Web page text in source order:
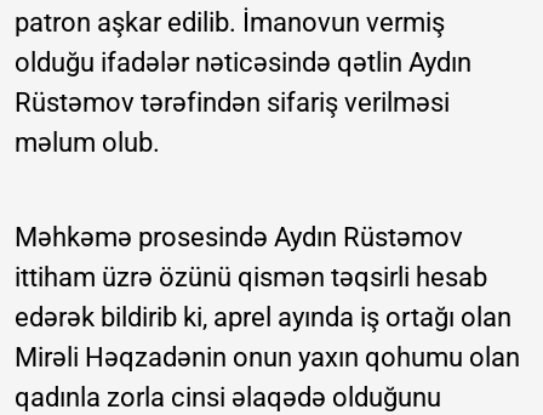
patron aşkar edilib. İmanovun vermiş
olduğu ifadələr nəticəsində qətlin Aydın
Rüstəmov tərəfindən sifariş verilməsi
məlum olub.
Məhkəmə prosesində Aydın Rüstəmov
ittiham üzrə özünü qismən təqsirli hesab
edərək bildirib ki, aprel ayında iş ortağı olan
Mirəli Həqzadənin onun yaxın qohumu olan
qadınla zorla cinsi əlaqədə olduğunu